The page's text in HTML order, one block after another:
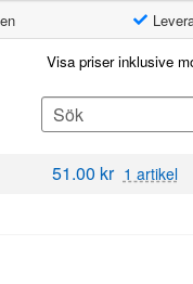
Visa priser inklusive
Search
for:
51.00 kr 1 artikel